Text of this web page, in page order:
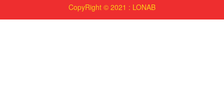
CopyRight © 2021 : LONAB